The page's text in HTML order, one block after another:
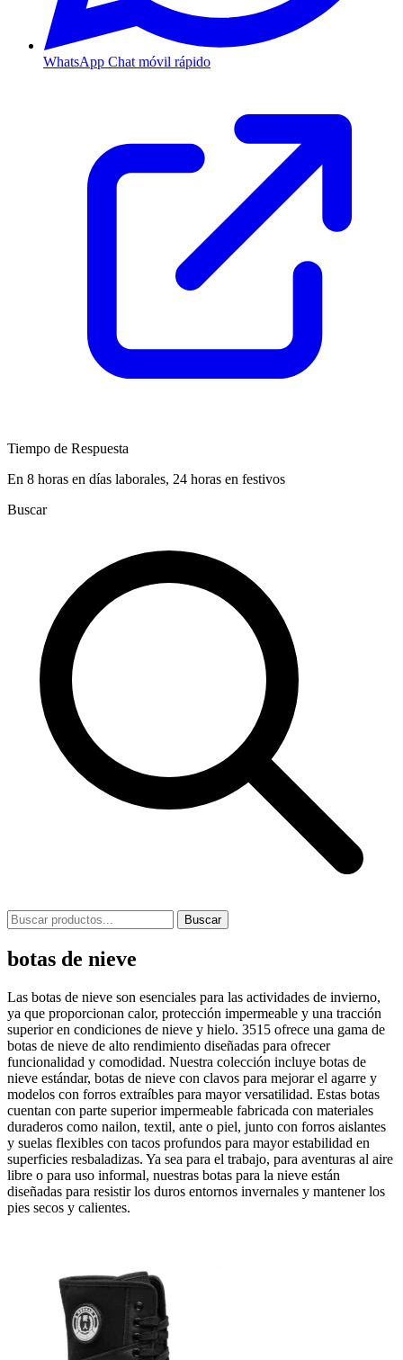
WhatsApp Chat móvil rápido
Tiempo de Respuesta
En 8 horas en días laborales, 24 horas en festivos
Buscar
Buscar
botas de nieve
Las botas de nieve son esenciales para las actividades de invierno,
ya que proporcionan calor, protección impermeable y una tracción
superior en condiciones de nieve y hielo. 3515 ofrece una gama de
botas de nieve de alto rendimiento diseñadas para ofrecer
funcionalidad y comodidad. Nuestra colección incluye botas de
nieve estándar, botas de nieve con clavos para mejorar el agarre y
modelos con forros extraíbles para mayor versatilidad. Estas botas
cuentan con parte superior impermeable fabricada con materiales
duraderos como nailon, textil, ante o piel, junto con forros aislantes
y suelas flexibles con tacos profundos para mayor estabilidad en
superficies resbaladizas. Ya sea para el trabajo, para aventuras al aire
libre o para uso informal, nuestras botas para la nieve están
diseñadas para resistir los duros entornos invernales y mantener los
pies secos y calientes.